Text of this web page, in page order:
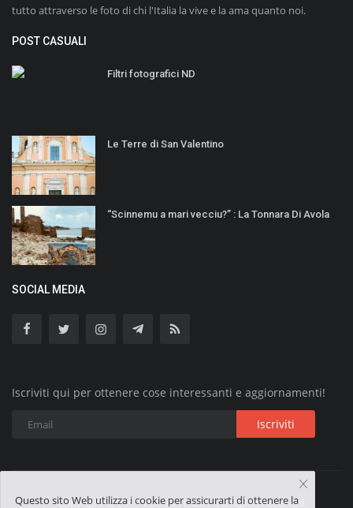
tutto attraverso le foto di chi l'Italia la vive e la ama quanto noi.
POST CASUALI
Filtri fotografici ND
Le Terre di San Valentino
“Scinnemu a mari vecciu?” : La Tonnara Di Avola
SOCIAL MEDIA
Iscriviti qui per ottenere cose interessanti e aggiornamenti!
Iscriviti
Copyright © 2019 VOLGO ITALIA - All Rights Reserved.
Questo sito Web utilizza i cookie per assicurarti di ottenere la